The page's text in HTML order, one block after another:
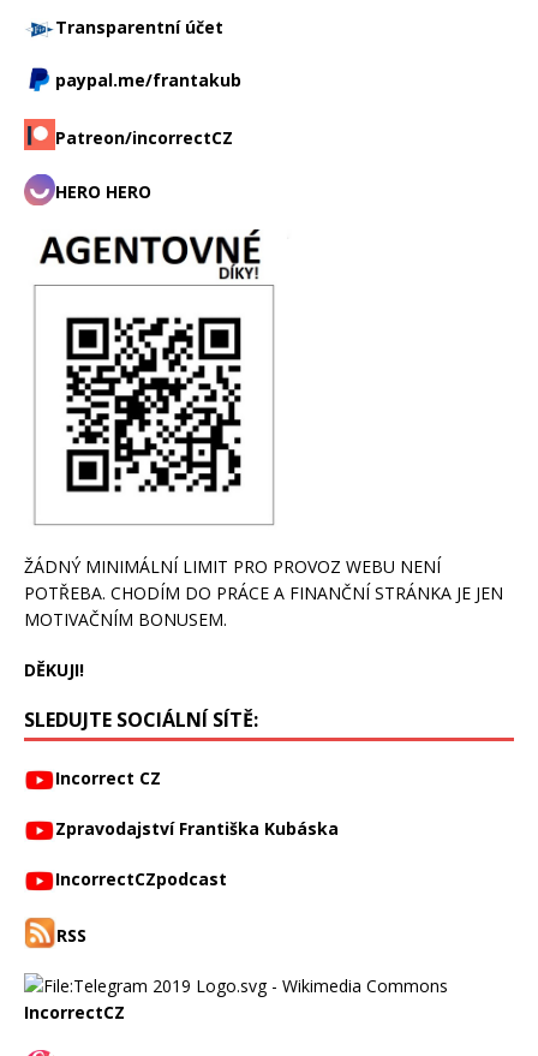
Transparentní účet
paypal.me/frantakub
Patreon/incorrectCZ
HERO HERO
ŽÁDNÝ MINIMÁLNÍ LIMIT PRO PROVOZ WEBU NENÍ
POTŘEBA. CHODÍM DO PRÁCE A FINANČNÍ STRÁNKA JE JEN
MOTIVAČNÍM BONUSEM.
DĚKUJI!
SLEDUJTE SOCIÁLNÍ SÍTĚ:
Incorrect CZ
Zpravodajství Františka Kubáska
IncorrectCZpodcast
RSS
IncorrectCZ